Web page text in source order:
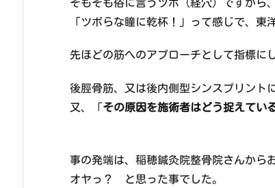
そもそも俗に言うツボ（経穴）ですから
「ツボらな瞳に乾杯！」って感じで、
先ほどの筋へのアプローチとして指標に
後脛骨筋、又は後内側型シンスプリント
又、「 その原因を施術者はどう捉えてい
事の発端は、稲穂鍼灸院整骨院さんから
オヤっ？ と思った事でした。